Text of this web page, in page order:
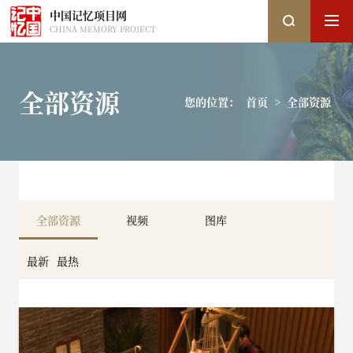
中国记忆项目网
CHINA MEMORY PROJECT
全部资源 您的位置： 首页 > 全部资源
全部资源 视频 图库
最新 最热
搜索
搜索